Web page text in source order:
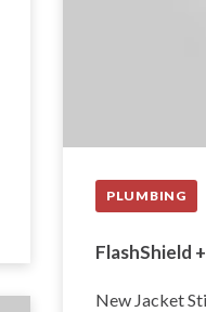
PLUMBING
FlashShield
New Jacket